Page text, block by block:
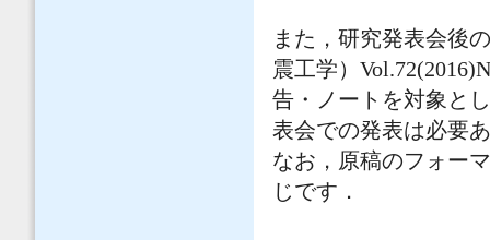
また，研究発表会後
震工学）
告・ノートを対象と
表会での発表は必要
なお，原稿のフォー
じです．